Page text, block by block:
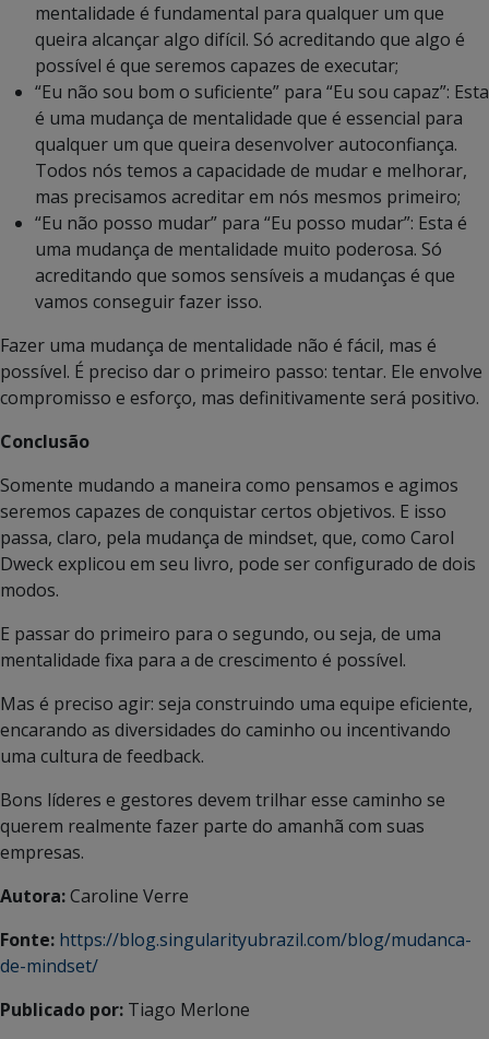
mentalidade é fundamental para qualquer um que
queira alcançar algo difícil. Só acreditando que algo é
possível é que seremos capazes de executar;
“Eu não sou bom o suficiente” para “Eu sou capaz”: Esta
é uma mudança de mentalidade que é essencial para
qualquer um que queira desenvolver autoconfiança.
Todos nós temos a capacidade de mudar e melhorar,
mas precisamos acreditar em nós mesmos primeiro;
“Eu não posso mudar” para “Eu posso mudar”: Esta é
uma mudança de mentalidade muito poderosa. Só
acreditando que somos sensíveis a mudanças é que
vamos conseguir fazer isso.
Fazer uma mudança de mentalidade não é fácil, mas é
possível. É preciso dar o primeiro passo: tentar. Ele envolve
compromisso e esforço, mas definitivamente será positivo.
Conclusão
Somente mudando a maneira como pensamos e agimos
seremos capazes de conquistar certos objetivos. E isso
passa, claro, pela mudança de mindset, que, como Carol
Dweck explicou em seu livro, pode ser configurado de dois
modos.
E passar do primeiro para o segundo, ou seja, de uma
mentalidade fixa para a de crescimento é possível.
Mas é preciso agir: seja construindo uma equipe eficiente,
encarando as diversidades do caminho ou incentivando
uma cultura de feedback.
Bons líderes e gestores devem trilhar esse caminho se
querem realmente fazer parte do amanhã com suas
empresas.
Autora:Caroline Verre
Fonte: https://blog.singularityubrazil.com/blog/mudanca-
de-mindset/
Publicado por: Tiago Merlone